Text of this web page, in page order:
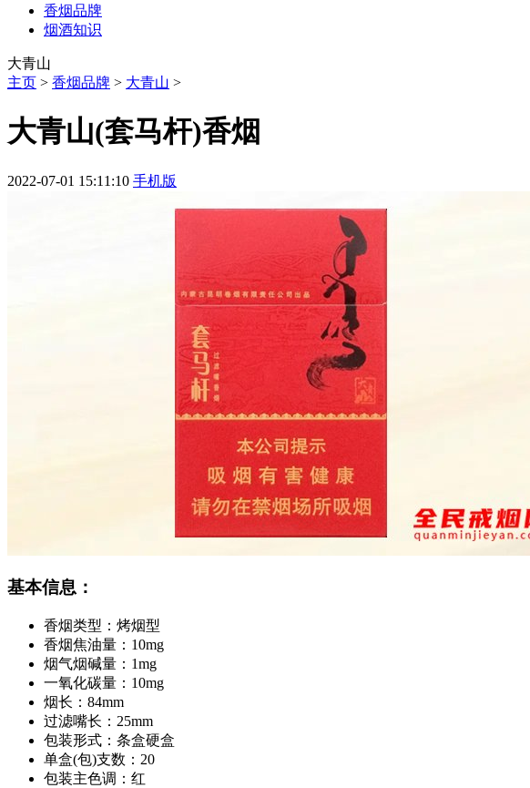
香烟品牌
烟酒知识
大青山
主页 > 香烟品牌 > 大青山 >
大青山(套马杆)香烟
2022-07-01 15:11:10 手机版
基本信息：
香烟类型： 烤烟型
香烟焦油量： 10mg
烟气烟碱量： 1mg
一氧化碳量： 10mg
烟长： 84mm
过滤嘴长： 25mm
包装形式： 条盒硬盒
单盒(包)支数： 20
包装主色调： 红